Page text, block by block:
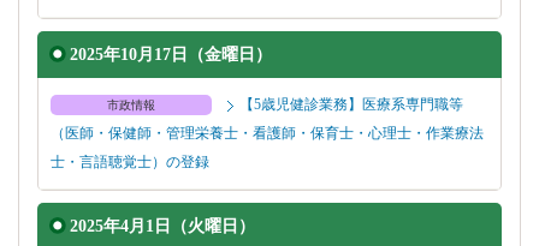
2025年10月17日（金曜日）
市政情報
【5歳児健診業務】医療系専門職等
（医師・保健師・管理栄養士・看護師・保育士・心理士・作業療法
士・言語聴覚士）の登録
2025年4月1日（火曜日）